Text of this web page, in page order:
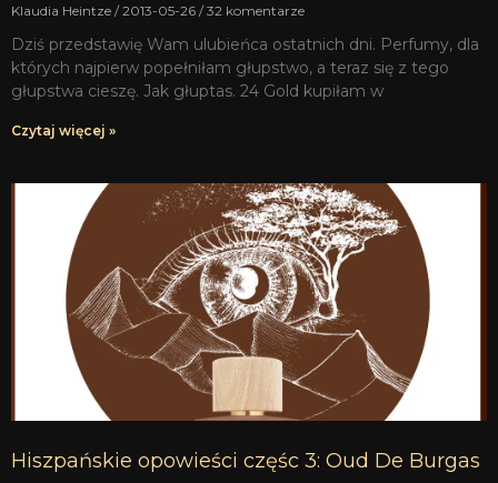
Klaudia Heintze 2013-05-26 32 komentarze
Dziś przedstawię Wam ulubieńca ostatnich dni. Perfumy, dla
których najpierw popełniłam głupstwo, a teraz się z tego
głupstwa cieszę. Jak głuptas. 24 Gold kupiłam w
Czytaj więcej »
Hiszpańskie opowieści częśc 3: Oud De Burgas